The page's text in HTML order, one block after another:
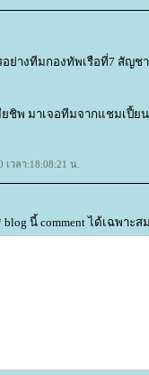
างทีมกองทัพเรือที่7 สัญช
ยชิพ มาเจอทีมจากแชมเปี้
วลา:18:08:21 น.
blog นี้ comment ได้เฉพาะส